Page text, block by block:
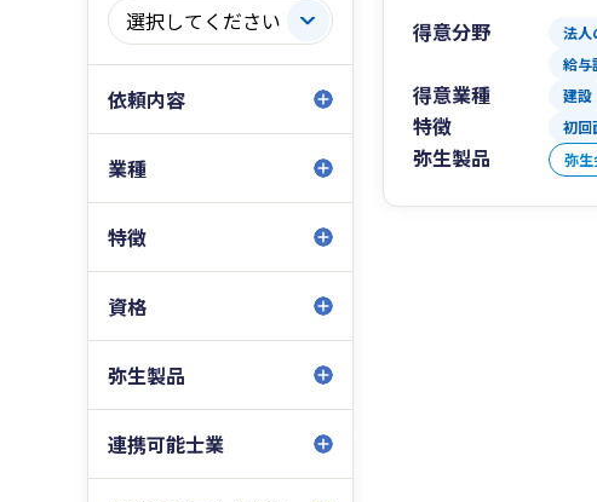
依頼内容
業種
特徴
資格
弥生製品
連携可能士業
得意分野 法人
給与
得意業種 建設
特徴 初回
弥生製品 弥生